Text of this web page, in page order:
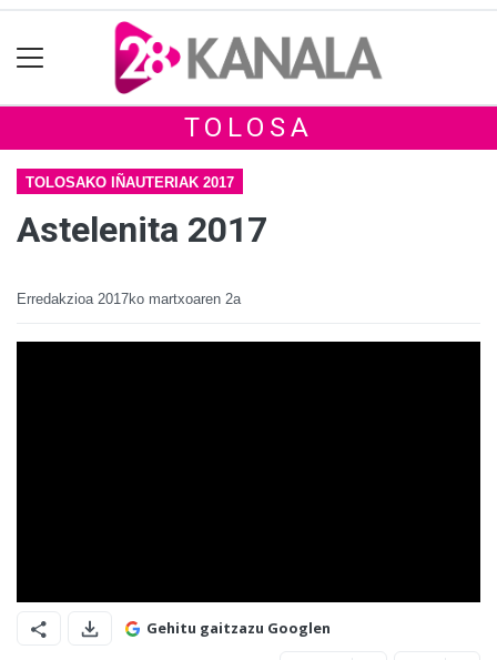
TOLOSA
TOLOSAKO IÑAUTERIAK 2017
Astelenita 2017
Erredakzioa 2017ko martxoaren 2a
Gehitu gaitzazu Googlen